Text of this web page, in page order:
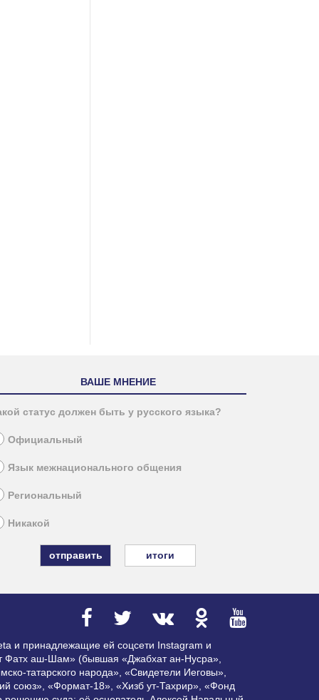
ВАШЕ МНЕНИЕ
статус должен быть у русского языка?
Официальный
Язык межнационального общения
Региональный
Никакой
итоги
и принадлежащие ей соцсети Instagram и
Фатх аш-Шам» (бывшая «Джабхат ан-Нусра»,
татарского народа», «Свидетели Иеговы»,
союз», «Формат-18», «Хизб ут-Тахрир», «Фонд